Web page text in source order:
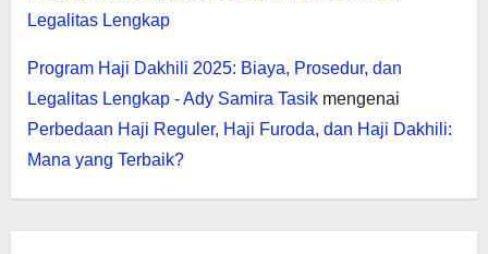
Legalitas Lengkap
Program Haji Dakhili 2025: Biaya, Prosedur, dan
Legalitas Lengkap - Ady Samira Tasikmengenai
Perbedaan Haji Reguler, Haji Furoda, dan Haji Dakhili:
Mana yang Terbaik?